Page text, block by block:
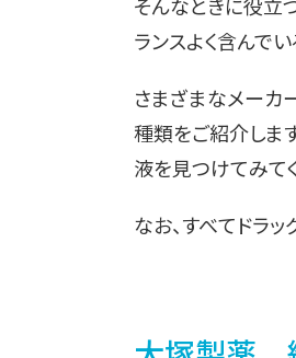
ランスよく含んで
さまざまなメーカ
種類をご紹介しま
液を見つけてみて
なお、すべてドラ